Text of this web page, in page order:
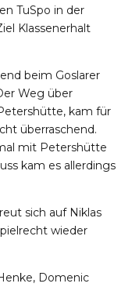
TuSpo in der
Klassenerhalt
beim Goslarer
Weg über
kam für
überraschend.
mit Petershütte
kam es allerdings
sich auf Niklas
wieder
Domenic